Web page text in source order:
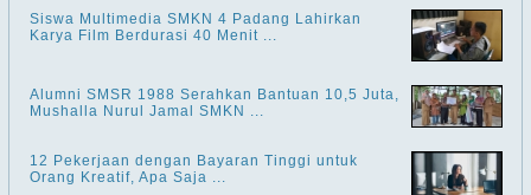
Siswa Multimedia SMKN 4 Padang Lahirkan
Karya Film Berdurasi 40 Menit ...
Alumni SMSR 1988 Serahkan Bantuan 10,5 Juta,
Mushalla Nurul Jamal SMKN ...
12 Pekerjaan dengan Bayaran Tinggi untuk
Orang Kreatif, Apa Saja ...